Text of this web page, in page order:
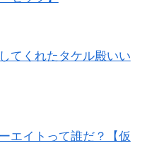
てくれたタケル殿いい
エイトって誰だ？【仮